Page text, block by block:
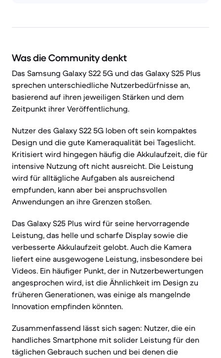
Was die Community denkt
Das Samsung Galaxy S22 5G und das Galaxy S25 Plus
sprechen unterschiedliche Nutzerbedürfnisse an,
basierend auf ihren jeweiligen Stärken und dem
Zeitpunkt ihrer Veröffentlichung.
Nutzer des Galaxy S22 5G loben oft sein kompaktes
Design und die gute Kameraqualität bei Tageslicht.
Kritisiert wird hingegen häufig die Akkulaufzeit, die für
intensive Nutzung oft nicht ausreicht. Die Leistung
wird für alltägliche Aufgaben als ausreichend
empfunden, kann aber bei anspruchsvollen
Anwendungen an ihre Grenzen stoßen.
Das Galaxy S25 Plus wird für seine hervorragende
Leistung, das helle und scharfe Display sowie die
verbesserte Akkulaufzeit gelobt. Auch die Kamera
liefert eine ausgewogene Leistung, insbesondere bei
Videos. Ein häufiger Punkt, der in Nutzerbewertungen
angesprochen wird, ist die Ähnlichkeit im Design zu
früheren Generationen, was einige als mangelnde
Innovation empfinden könnten.
Zusammenfassend lässt sich sagen: Nutzer, die ein
handliches Smartphone mit solider Leistung für den
täglichen Gebrauch suchen und bei denen die